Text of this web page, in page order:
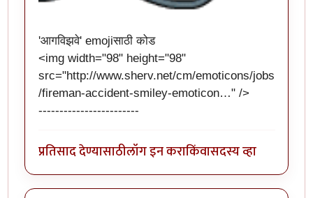
'आगविझवे' emojiसाठी कोड
<img width="98" height="98"
src="http://www.sherv.net/cm/emoticons/jobs
/fireman-accident-smiley-emoticon…" />
------------------------
प्रतिसाद देण्यासाठीलॉग इन कराकिंवासदस्य व्हा